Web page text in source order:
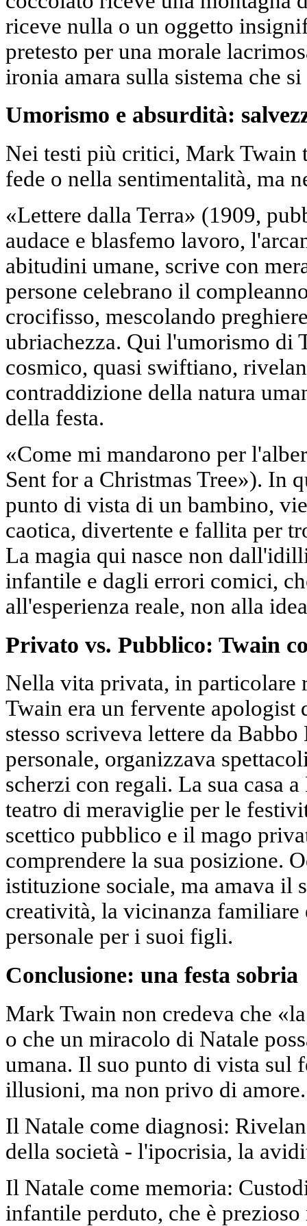
riceve nulla o un oggetto
pretesto per una morale
ironia amara sulla sistema che
Umorismo e absurdità:
Nei testi più critici, Mark Twain
fede o nella sentimentalità, ma
«Lettere dalla Terra» (1909,
audace e blasfemo lavoro,
abitudini umane, scrive con
persone celebrano il
crocifisso, mescolando
ubriachezza. Qui l'umorismo di
cosmico, quasi swiftiano,
contraddizione della natura
della festa.
«Come mi mandarono per
Sent for a Christmas Tree»). In
punto di vista di un bambino,
caotica, divertente e fallita per
La magia qui nasce non
infantile e dagli errori comici,
all'esperienza reale, non alla
Privato vs. Pubblico: Twain
Nella vita privata, in particolare
Twain era un fervente apologist
stesso scriveva lettere da
personale, organizzava
scherzi con regali. La sua casa
teatro di meraviglie per le
scettico pubblico e il mago
comprendere la sua posizione.
istituzione sociale, ma amava il
creatività, la vicinanza familiare
personale per i suoi figli.
Conclusione: una festa sobria
Mark Twain non credeva che
o che un miracolo di Natale
umana. Il suo punto di vista sul
illusioni, ma non privo di amore.
Il Natale come diagnosi:
della società - l'ipocrisia, la
Il Natale come memoria:
infantile perduto, che è